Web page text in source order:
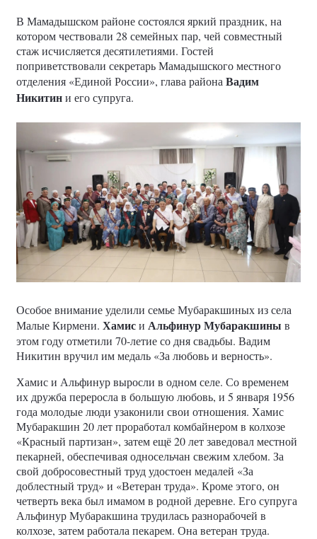
В Мамадышском районе состоялся яркий праздник, на
котором чествовали 28 семейных пар, чей совместный
стаж исчисляется десятилетиями. Гостей
поприветствовали секретарь Мамадышского местного
отделения «Единой России», глава района Вадим
Никитини его супруга.
Особое внимание уделили семье Мубаракшиных из села
Малые Кирмени. Хамиси Альфинур Мубаракшины в
этом году отметили 70-летие со дня свадьбы. Вадим
Никитин вручил им медаль «За любовь и верность».
Хамис и Альфинур выросли в одном селе. Со временем
их дружба переросла в большую любовь, и 5 января 1956
года молодые люди узаконили свои отношения. Хамис
Мубаракшин 20 лет проработал комбайнером в колхозе
«Красный партизан», затем ещё 20 лет заведовал местной
пекарней, обеспечивая односельчан свежим хлебом. За
свой добросовестный труд удостоен медалей «За
доблестный труд» и «Ветеран труда». Кроме этого, он
четверть века был имамом в родной деревне. Его супруга
Альфинур Мубаракшина трудилась разнорабочей в
колхозе, затем работала пекарем. Она ветеран труда.